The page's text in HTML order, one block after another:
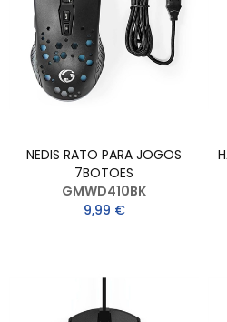
NEDIS RATO PARA JOGOS
7BOTOES
GMWD410BK
9,99 €